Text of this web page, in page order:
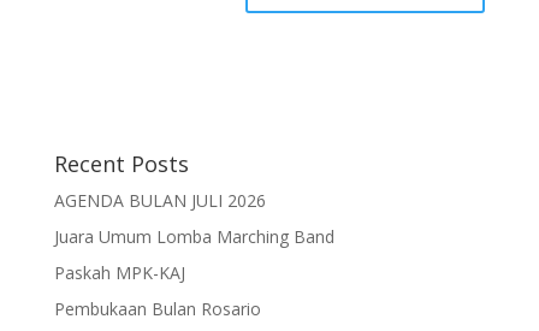
Recent Posts
AGENDA BULAN JULI 2026
Juara Umum Lomba Marching Band
Paskah MPK-KAJ
Pembukaan Bulan Rosario